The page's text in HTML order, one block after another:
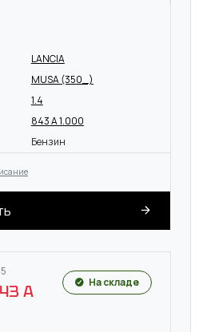
LANCIA
MUSA (350_)
1.4
843 A 1.000
Бензин
A
На складе